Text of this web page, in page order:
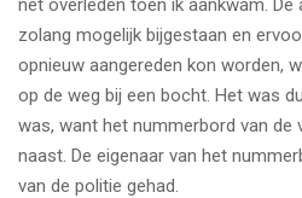
net overleden toen ik aankwam.
zolang mogelijk bijgestaan en
opnieuw aangereden kon worden,
op de weg bij een bocht. Het was
was, want het nummerbord van de
naast. De eigenaar van het
van de politie gehad.